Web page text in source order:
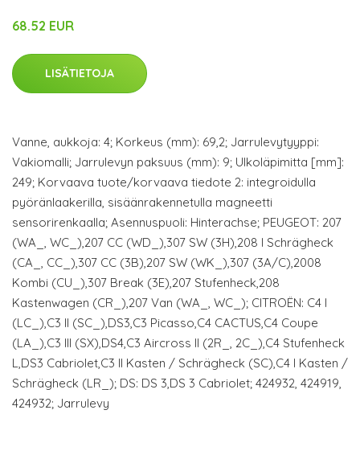
68.52 EUR
LISÄTIETOJA
Vanne, aukkoja: 4; Korkeus (mm): 69,2; Jarrulevytyyppi:
Vakiomalli; Jarrulevyn paksuus (mm): 9; Ulkoläpimitta [mm]:
249; Korvaava tuote/korvaava tiedote 2: integroidulla
pyöränlaakerilla, sisäänrakennetulla magneetti
sensorirenkaalla; Asennuspuoli: Hinterachse; PEUGEOT: 207
(WA_, WC_),207 CC (WD_),307 SW (3H),208 I Schrägheck
(CA_, CC_),307 CC (3B),207 SW (WK_),307 (3A/C),2008
Kombi (CU_),307 Break (3E),207 Stufenheck,208
Kastenwagen (CR_),207 Van (WA_, WC_); CITROËN: C4 I
(LC_),C3 II (SC_),DS3,C3 Picasso,C4 CACTUS,C4 Coupe
(LA_),C3 III (SX),DS4,C3 Aircross II (2R_, 2C_),C4 Stufenheck
L,DS3 Cabriolet,C3 II Kasten / Schrägheck (SC),C4 I Kasten /
Schrägheck (LR_); DS: DS 3,DS 3 Cabriolet; 424932, 424919,
424932; Jarrulevy